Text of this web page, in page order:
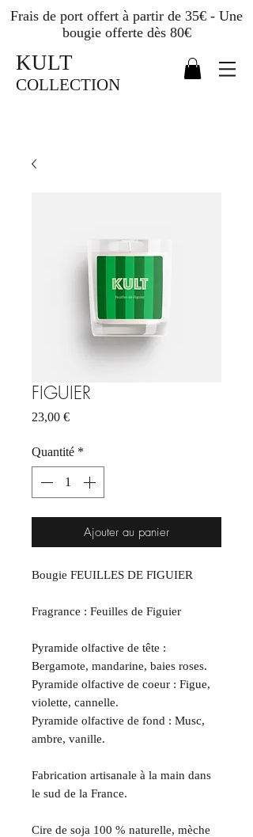
Frais de port offert à partir de 35€ - Une
bougie offerte dès 80€
KULT
COLLECTION
FIGUIER
23,00 €Prix
Quantité *
Ajouter au panier
Bougie FEUILLES DE FIGUIER
Fragrance : Feuilles de Figuier
Pyramide olfactive de tête :
Bergamote, mandarine, baies roses.
Pyramide olfactive de coeur : Figue,
violette, cannelle.
Pyramide olfactive de fond : Musc,
ambre, vanille.
Fabrication artisanale à la main dans
le sud de la France.
Cire de soja 100 % naturelle, mèche